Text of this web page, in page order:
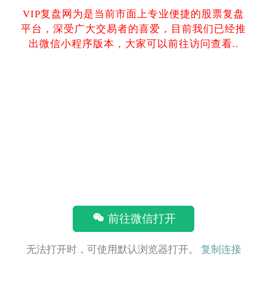
VIP复盘网为是当前市面上专业便捷的股票复盘
平台，深受广大交易者的喜爱，目前我们已经推
出微信小程序版本，大家可以前往访问查看..
前往微信打开
无法打开时，可使用默认浏览器打开。 复制连接